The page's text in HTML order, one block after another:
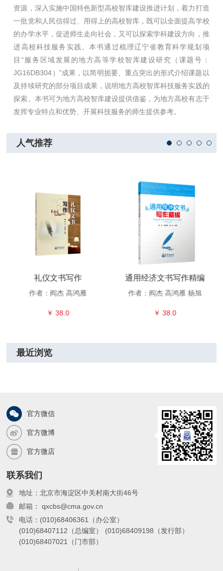
资源，深入实施中国特色新型高校智库建设推进计划，着力打造
一批党和人民信得过、用得上的高校智库，既可以全面提高学校
的办学水平，促进师生走向社会，又可以探索学科建设方向，推
进高校科技服务实践。本书通过梳理辽宁省教育科学规划项
目“服务区域发展的地方高等学校智库建设研究（课题号：
JG16DB304）”成果，以简明扼要、重点突出的形式介绍课题以
及持续研究的部分项目成果，说明地方高校智库科技服务实践的
探索。本书可为地方高校智库建设提供借鉴，为地方高校有志于
发挥专业特点和优势、开展科技服务的师生提供参考。
人气推荐
礼仪文书写作
作者：阎杰 高鸿雁
￥ 38.0
通用经济文书写作精编
作者：阎杰 高鸿雁 杨旭
￥ 38.0
最近浏览
官方微信
官方微博
官方微店
联系我们
地址：北京市海淀区中关村南大街46号
邮箱： qxcbs@cma.gov.cn
电话：(010)68406361（办公室）
(010)68407112（总编室）
(010)68409198（发行部）
(010)68407021（门市部）